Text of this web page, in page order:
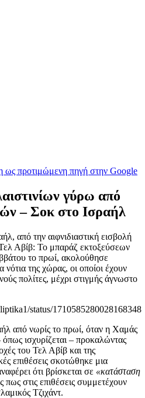
ως προτιμώμενη πηγή στην Google
γύρω από
– Σοκ στο Ισραήλ
από την αιφνιδιαστική εισβολή
Αβίβ: Το μπαράζ εκτοξεύσεων
το πρωί, ακολούθησε
της χώρας, οι οποίοι έχουν
πολίτες, μέχρι στιγμής άγνωστο
status/1710585280028168348
από νωρίς το πρωί, όταν η Χαμάς
ισχυρίζεται – προκαλώντας
του Τελ Αβίβ και της
επιθέσεις σκοτώθηκε μια
ότι βρίσκεται σε «κατάσταση
στις επιθέσεις συμμετέχουν
Τζιχάντ.